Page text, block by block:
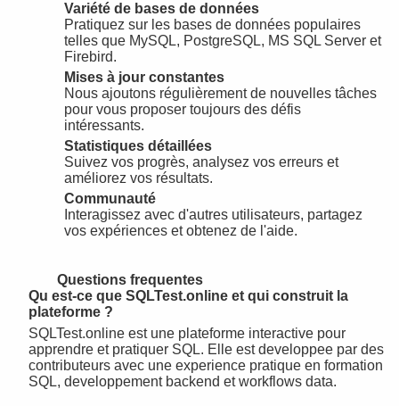
Variété de bases de données
Pratiquez sur les bases de données populaires
telles que MySQL, PostgreSQL, MS SQL Server et
Firebird.
Mises à jour constantes
Nous ajoutons régulièrement de nouvelles tâches
pour vous proposer toujours des défis
intéressants.
Statistiques détaillées
Suivez vos progrès, analysez vos erreurs et
améliorez vos résultats.
Communauté
Interagissez avec d'autres utilisateurs, partagez
vos expériences et obtenez de l'aide.
Questions frequentes
Qu est-ce que SQLTest.online et qui construit la
plateforme ?
SQLTest.online est une plateforme interactive pour
apprendre et pratiquer SQL. Elle est developpee par des
contributeurs avec une experience pratique en formation
SQL, developpement backend et workflows data.